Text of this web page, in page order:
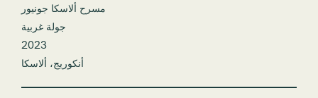
مسرح ألاسكا جونيور
جولة غربية
2023
أنكوريج، ألاسكا